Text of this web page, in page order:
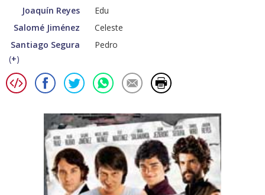
Joaquín Reyes
Edu
Salomé Jiménez
Celeste
Santiago Segura
Pedro
(+)